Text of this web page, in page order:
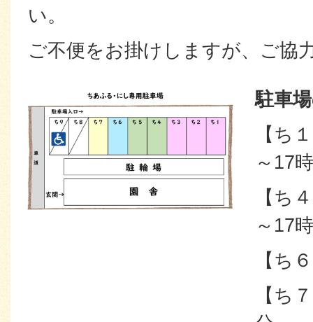
い。
ご不便をお掛けしますが、ご協
駐車
【ち
～17
【ち
～17
【ち
【ち